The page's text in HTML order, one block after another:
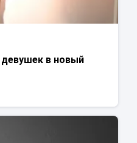
в новый